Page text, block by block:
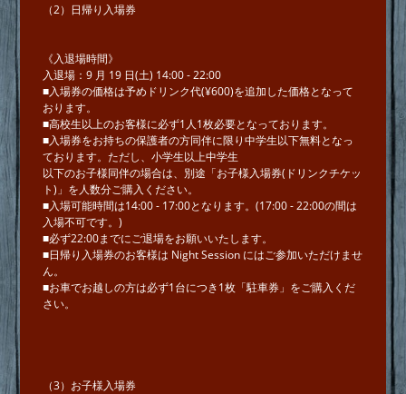
（2）⽇帰り⼊場券
《⼊退場時間》
⼊退場：9 ⽉ 19 ⽇(⼟) 14:00 - 22:00
■⼊場券の価格は予めドリンク代(¥600)を追加した価格となって
おります。
■⾼校⽣以上のお客様に必ず1⼈1枚必要となっております。
■⼊場券をお持ちの保護者の⽅同伴に限り中学⽣以下無料となっ
ております。ただし、⼩学⽣以上中学⽣
以下のお⼦様同伴の場合は、別途「お⼦様⼊場券(ドリンクチケッ
ト)」を⼈数分ご購⼊ください。
■⼊場可能時間は14:00 - 17:00となります。(17:00 - 22:00の間は
⼊場不可です。)
■必ず22:00までにご退場をお願いいたします。
■⽇帰り⼊場券のお客様は Night Session にはご参加いただけませ
ん。
■お⾞でお越しの⽅は必ず1台につき1枚「駐⾞券」をご購⼊くだ
さい。
（3）お⼦様⼊場券